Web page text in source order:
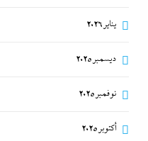
يناير 2026
ديسمبر 2025
نوفمبر 2025
أكتوبر 2025